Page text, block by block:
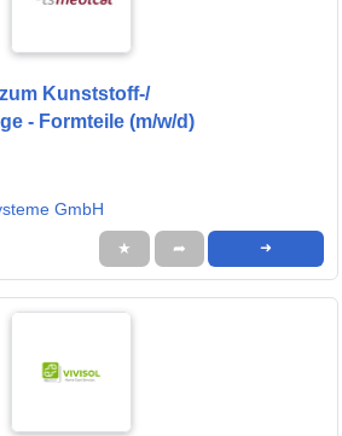
Kunststoff-/
- Formteile (m/w/d)
GmbH
★ ➦ ➜